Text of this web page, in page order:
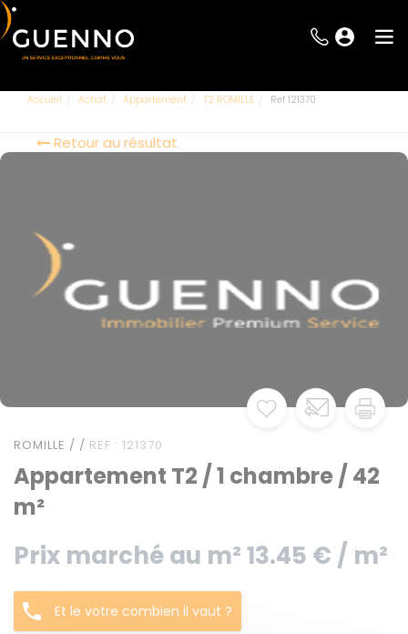
Accueil Achat Appartement T2 ROMILLE Ref 121370
Retour au résultat
ROMILLE / / REF : 121370
Appartement T2 / 1 chambre / 42
m²
Prix marché au m² 13.45 € / m²
Et le votre combien il vaut ?